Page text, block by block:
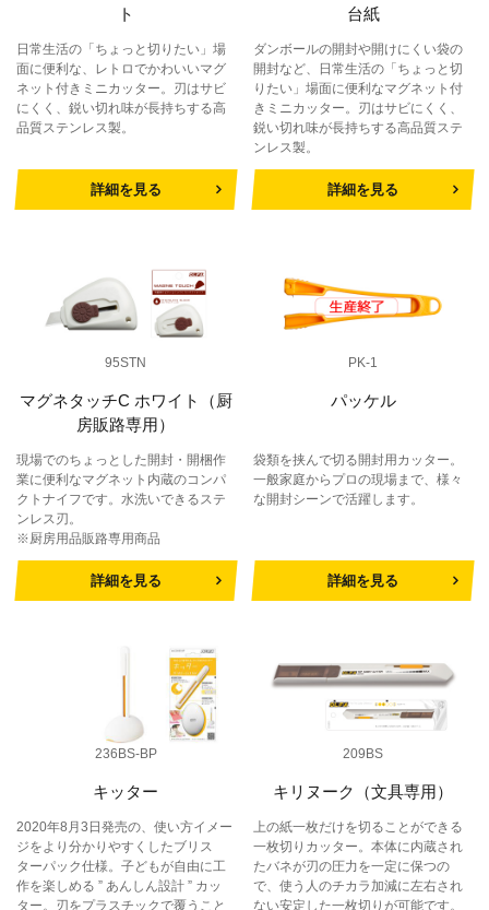
ト
日常生活の「ちょっと切りたい」場
面に便利な、レトロでかわいいマグ
ネット付きミニカッター。刃はサビ
にくく、鋭い切れ味が長持ちする高
品質ステンレス製。
詳細を見る
台紙
ダンボールの開封や開けにくい袋の
開封など、日常生活の「ちょっと切
りたい」場面に便利なマグネット付
きミニカッター。刃はサビにくく、
鋭い切れ味が長持ちする高品質ステ
ンレス製。
詳細を見る
95STN
マグネタッチC ホワイト（厨
房販路専用）
現場でのちょっとした開封・開梱作
業に便利なマグネット内蔵のコンパ
クトナイフです。水洗いできるステ
ンレス刃。
※厨房用品販路専用商品
詳細を見る
PK-1
パッケル
袋類を挟んで切る開封用カッター。
一般家庭からプロの現場まで、様々
な開封シーンで活躍します。
詳細を見る
236BS-BP
キッター
2020年8月3日発売の、使い方イメー
ジをより分かりやすくしたブリス
ターパック仕様。子どもが自由に工
作を楽しめる ” あんしん設計 ” カッ
ター。刃をプラスチックで覆うこと
209BS
キリヌーク（文具専用）
上の紙一枚だけを切ることができる
一枚切りカッター。本体に内蔵され
たバネが刃の圧力を一定に保つの
で、使う人のチカラ加減に左右され
ない安定した一枚切りが可能です。